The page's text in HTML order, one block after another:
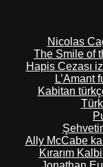
Nicolas
The Smile of
Hapis Cezası
L’Amant
Kabitan
Ally McCabe
Kırarım